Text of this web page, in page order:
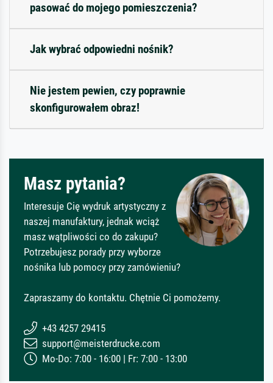
pasować do mojego pomieszczenia?
Jak wybrać odpowiedni nośnik?
Nie jestem pewien, czy poprawnie
skonfigurowałem obraz!
Masz pytania?
Interesuje Cię wydruk artystyczny z
naszej manufaktury, jednak wciąż
masz wątpliwości co do zakupu?
Potrzebujesz porady przy wyborze
nośnika lub pomocy przy zamówieniu?
Zapraszamy do kontaktu. Chętnie Ci pomożemy.
+43 4257 29415
support@meisterdrucke.com
Mo-Do: 7:00 - 16:00 | Fr: 7:00 - 13:00